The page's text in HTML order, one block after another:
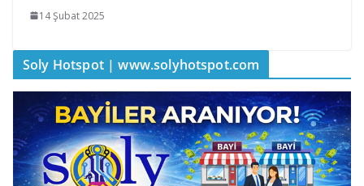
14 Şubat 2025
Soly Hotspot | www.solyhotspot.com